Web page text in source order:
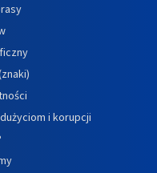
i korupcji